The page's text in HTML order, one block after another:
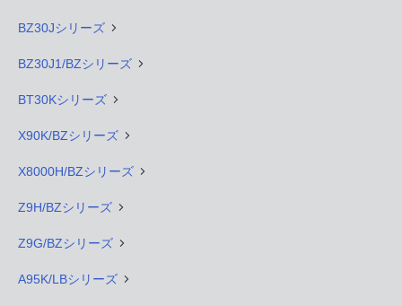
BZ30Jシリーズ
BZ30J1/BZシリーズ
BT30Kシリーズ
X90K/BZシリーズ
X8000H/BZシリーズ
Z9H/BZシリーズ
Z9G/BZシリーズ
A95K/LBシリーズ